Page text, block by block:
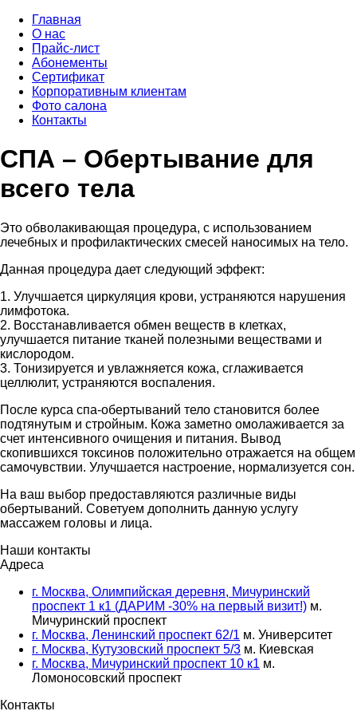
Главная
О нас
Прайс-лист
Абонементы
Сертификат
Корпоративным клиентам
Фото салона
Контакты
СПА – Обертывание для
всего тела
Это обволакивающая процедура, с использованием
лечебных и профилактических смесей наносимых на тело.
Данная процедура дает следующий эффект:
1. Улучшается циркуляция крови, устраняются нарушения
лимфотока.
2. Восстанавливается обмен веществ в клетках,
улучшается питание тканей полезными веществами и
кислородом.
3. Тонизируется и увлажняется кожа, сглаживается
целлюлит, устраняются воспаления.
После курса спа-обертываний тело становится более
подтянутым и стройным. Кожа заметно омолаживается за
счет интенсивного очищения и питания. Вывод
скопившихся токсинов положительно отражается на общем
самочувствии. Улучшается настроение, нормализуется сон.
На ваш выбор предоставляются различные виды
обертываний. Советуем дополнить данную услугу
массажем головы и лица.
Наши контакты
Адреса
г. Москва, Олимпийская деревня, Мичуринский
проспект 1 к1 (ДАРИМ -30% на первый визит!) м.
Мичуринский проспект
г. Москва, Ленинский проспект 62/1 м. Университет
г. Москва, Кутузовский проспект 5/3 м. Киевская
г. Москва, Мичуринский проспект 10 к1 м.
Ломоносовский проспект
Контакты